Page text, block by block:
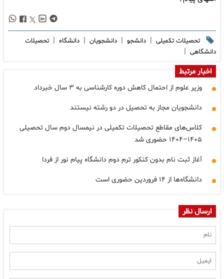
تحصیلات تکمیلی | دانشجو | دانشجویان | دانشگاه | تحصیلات
دانشگاهی |
اخبار مرتبط
وزیر علوم از احتمال کاهش دوره کارشناسی به ۳ سال خبرداد
دانشجویان مجاز به تحصیل در دو رشته نیستند
کلاس‌های مقاطع تحصیلات تکمیلی در نیمسال دوم سال تحصیلی
۱۴۰۵–۱۴۰۴ حضوری شد
آغاز ثبت نام بدون کنکور ترم دوم دانشگاه پیام نور از فردا
دانشگاه‌ها از ۱۴ فروردین حضوری است
ارسال نظر